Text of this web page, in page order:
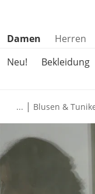
Produktkategorien
Damen Herren
Neu!
Bekleidung
... | Blusen &